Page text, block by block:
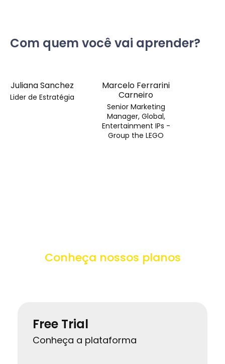
Com quem você vai aprender?
Juliana Sanchez
Lider de Estratégia
Marcelo Ferrarini
Carneiro
Senior Marketing
Manager, Global,
Entertainment IPs -
Group the LEGO
Conheça nossos planos
Free Trial
Conheça a plataforma